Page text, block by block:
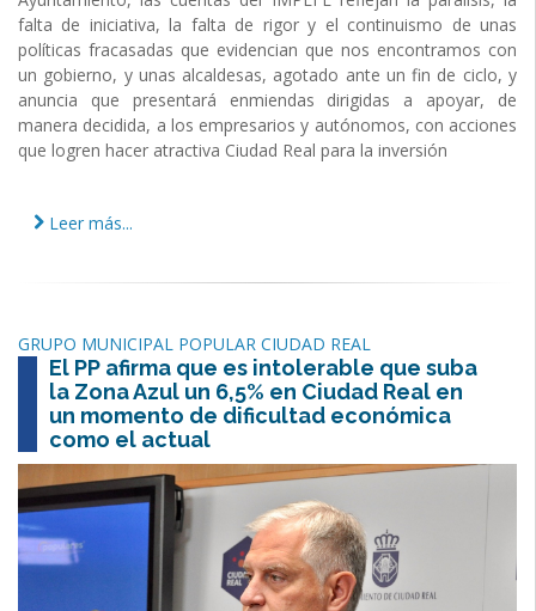
falta de iniciativa, la falta de rigor y el continuismo de unas
políticas fracasadas que evidencian que nos encontramos con
un gobierno, y unas alcaldesas, agotado ante un fin de ciclo, y
anuncia que presentará enmiendas dirigidas a apoyar, de
manera decidida, a los empresarios y autónomos, con acciones
que logren hacer atractiva Ciudad Real para la inversión
Leer más...
GRUPO MUNICIPAL POPULAR CIUDAD REAL
El PP afirma que es intolerable que suba
la Zona Azul un 6,5% en Ciudad Real en
un momento de dificultad económica
como el actual